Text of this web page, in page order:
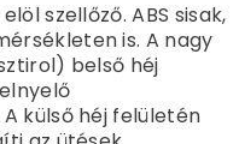
szellőző. ABS sisak,
is. A nagy
belső héj
külső héj felületén